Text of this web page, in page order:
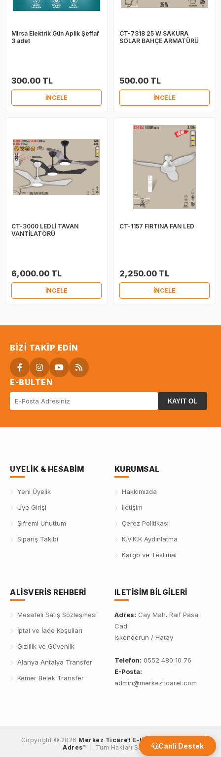
Mirsa Elektrik Gün Aplik Şeffaf
3 adet
300.00 TL
İNCELE
CT-7318 25 W SAKURA
SOLAR BAHÇE ARMATÜRÜ
500.00 TL
İNCELE
CT-3000 LEDLİ TAVAN
VANTİLATÖRÜ
6,000.00 TL
İNCELE
CT-1157 FIRTINA FAN LED
2,250.00 TL
İNCELE
Canli Destek
BIZI TAKIP EDIN
E-BULTEN
KAYIT OL
UYELIK & HESABIM
Yeni Üyelik
Üye Girişi
Şifremi Unuttum
Sipariş Takibi
KURUMSAL
Hakkımızda
İletişim
Çerez Politikası
K.V.K.K Aydınlatma
Kargo ve Teslimat
ALISVERIS REHBERI
Mesafeli Satış Sözleşmesi
İptal ve İade Koşulları
Gizlilik ve Güvenlik
Alanya Antalya Transfer
Kemer Belek Transfer
ILETISIM BILGILERI
Adres: Cay Mah. Raif Pasa
Cad.
Iskenderun / Hatay
Telefon: 0552 480 10 76
E-Posta:
admin@merkezticaret.com
Copyright © 2026 Merkez Ticaret E-ticaret'de Güvenli
Adres™ | Tüm Hakları Saklıdır.